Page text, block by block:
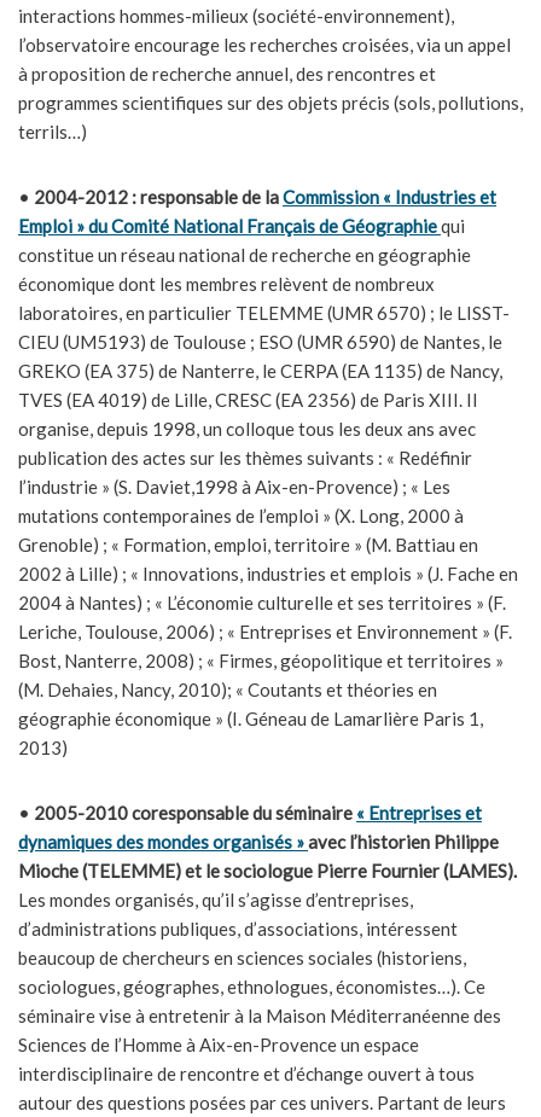
interactions hommes-milieux (société-environnement),
l’observatoire encourage les recherches croisées, via un appel
à proposition de recherche annuel, des rencontres et
programmes scientifiques sur des objets précis (sols, pollutions,
terrils…)
• 2004-2012 : responsable de laCommission « Industries et
Emploi » du Comité National Français de Géographiequi
constitue un réseau national de recherche en géographie
économique dont les membres relèvent de nombreux
laboratoires, en particulier TELEMME (UMR 6570) ; le LISST-
CIEU (UM5193) de Toulouse ; ESO (UMR 6590) de Nantes, le
GREKO (EA 375) de Nanterre, le CERPA (EA 1135) de Nancy,
TVES (EA 4019) de Lille, CRESC (EA 2356) de Paris XIII. Il
organise, depuis 1998, un colloque tous les deux ans avec
publication des actes sur les thèmes suivants : « Redéfinir
l’industrie » (S. Daviet,1998 à Aix-en-Provence) ; « Les
mutations contemporaines de l’emploi » (X. Long, 2000 à
Grenoble) ; « Formation, emploi, territoire » (M. Battiau en
2002 à Lille) ; « Innovations, industries et emplois » (J. Fache en
2004 à Nantes) ; « L’économie culturelle et ses territoires » (F.
Leriche, Toulouse, 2006) ; « Entreprises et Environnement » (F.
Bost, Nanterre, 2008) ; « Firmes, géopolitique et territoires »
(M. Dehaies, Nancy, 2010); « Coutants et théories en
géographie économique » (I. Géneau de Lamarlière Paris 1,
2013)
• 2005-2010 coresponsable du séminaire « Entreprises et
dynamiques des mondes organisés »avec l’historien Philippe
Mioche (TELEMME) et le sociologue Pierre Fournier (LAMES).
Les mondes organisés, qu’il s’agisse d’entreprises,
d’administrations publiques, d’associations, intéressent
beaucoup de chercheurs en sciences sociales (historiens,
sociologues, géographes, ethnologues, économistes…). Ce
séminaire vise à entretenir à la Maison Méditerranéenne des
Sciences de l’Homme à Aix-en-Provence un espace
interdisciplinaire de rencontre et d’échange ouvert à tous
autour des questions posées par ces univers. Partant de leurs